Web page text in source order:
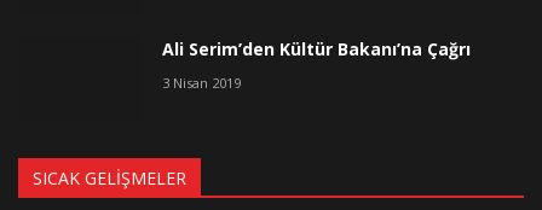
Ali Serim’den Kültür Bakanı’na Çağrı
3 Nisan 2019
SICAK GELIŞMELER